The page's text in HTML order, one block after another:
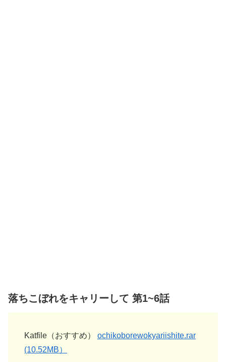
落ちこぼれをキャリーして 第1~6話
Katfile（おすすめ）
ochikoborewokyariishite.rar
(10.52MB）